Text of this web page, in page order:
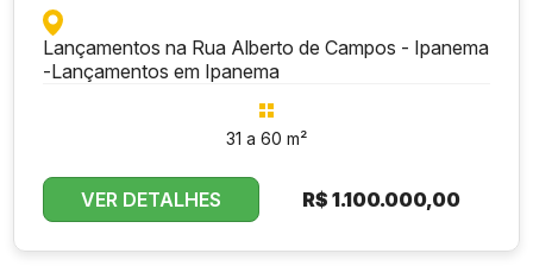
Lançamentos na Rua Alberto de Campos - Ipanema
-Lançamentos em Ipanema
31 a 60 m²
VER DETALHES R$1.100.000,00